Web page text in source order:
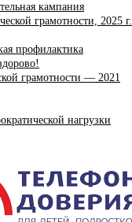
кампания
грамотности, 2025 г.
профилактика
грамотности — 2021
нагрузки